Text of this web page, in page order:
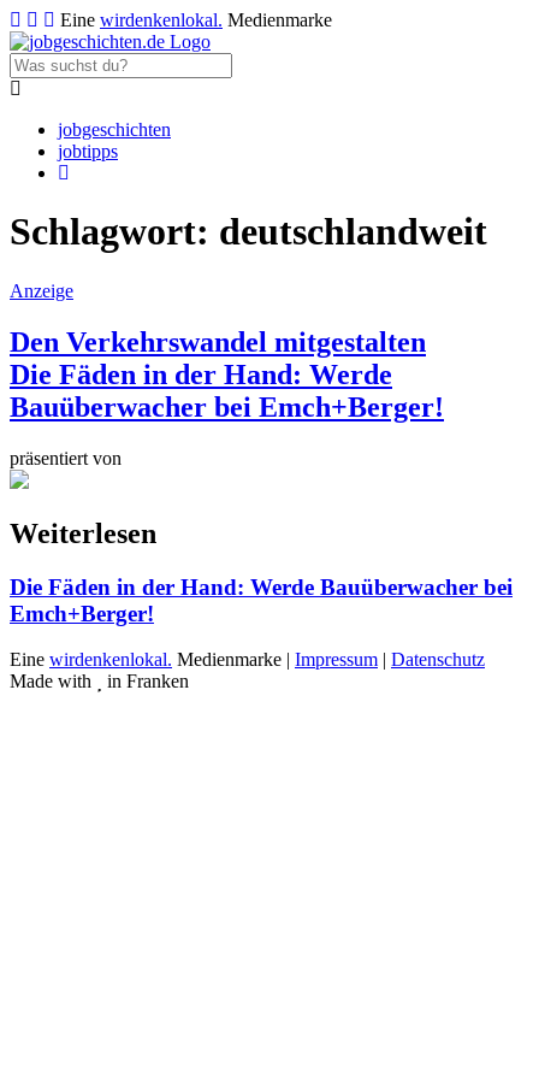
Eine wirdenkenlokal. Medienmarke
jobgeschichten
jobtipps
Schlagwort: deutschlandweit
Anzeige
Den Verkehrswandel mitgestalten
Die Fäden in der Hand: Werde
Bauüberwacher bei Emch+Berger!
präsentiert von
Weiterlesen
Die Fäden in der Hand: Werde Bauüberwacher bei
Emch+Berger!
Eine wirdenkenlokal. Medienmarke | Impressum | Datenschutz
Made with
in Franken